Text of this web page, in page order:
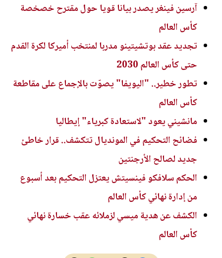
آرسين فينغر يصدر بيانا قويا حول مقترح خصخصة
كأس العالم
تجديد عقد بوتشيتينو مدربا لمنتخب أميركا لكرة القدم
حتى كأس العالم 2030
تطور خطير.. "اليويفا" يصوّت بالإجماع على مقاطعة
كأس العالم
مانشيني يعود "لاستعادة كبرياء" إيطاليا
فضائح التحكيم في المونديال تتكشف.. قرار خاطئ
جديد لصالح الأرجنتين
الحكم سلافكو فينسيتش يعتزل التحكيم بعد أسبوع
من إدارة نهائي كأس العالم
الكشف عن هدية ميسي لزملائه عقب خسارة نهائي
كأس العالم